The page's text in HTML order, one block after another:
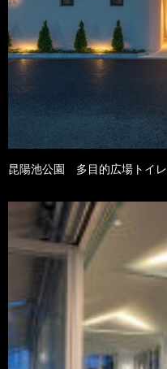
昆陽池公園 多目的広場トイレ